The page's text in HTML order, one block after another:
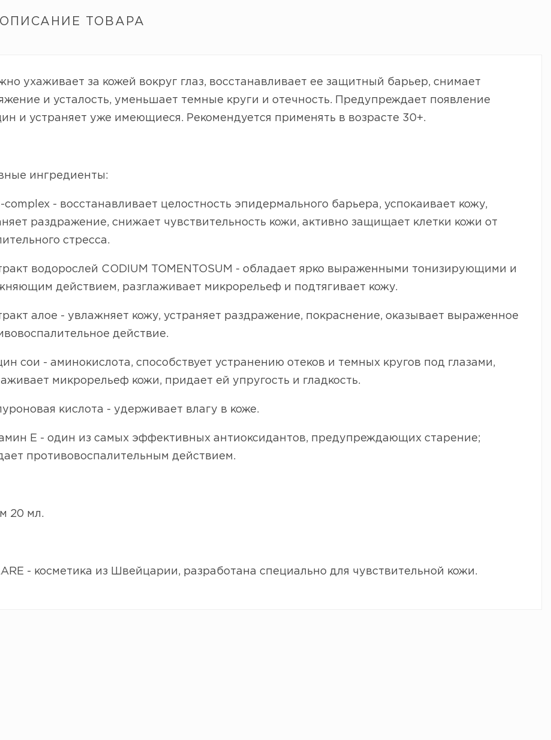
ОПИСАНИЕ ТОВАРА
ухаживает за кожей вокруг глаз, восстанавливает ее защитный барьер, снимает
и усталость, уменьшает темные круги и отечность. Предупреждает появление
и устраняет уже имеющиеся. Рекомендуется применять в возрасте 30+.
ингредиенты:
complex - восстанавливает целостность эпидермального барьера, успокаивает кожу,
раздражение, снижает чувствительность кожи, активно защищает клетки кожи от
стресса.
водорослей CODIUM TOMENTOSUM - обладает ярко выраженными тонизирующими и
действием, разглаживает микрорельеф и подтягивает кожу.
алое - увлажняет кожу, устраняет раздражение, покраснение, оказывает выраженное
действие.
сои - аминокислота, способствует устранению отеков и темных кругов под глазами,
микрорельеф кожи, придает ей упругость и гладкость.
кислота - удерживает влагу в коже.
Е - один из самых эффективных антиоксидантов, предупреждающих старение;
противовоспалительным действием.
20 мл.
- косметика из Швейцарии, разработана специально для чувствительной кожи.